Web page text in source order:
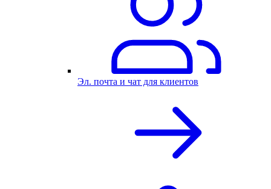
Эл. почта и чат для клиентов